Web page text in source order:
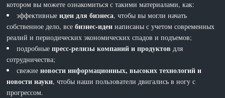
котором вы можете ознакомиться с такими материалами, как:
эффективныеидеи для бизнеса, чтобы вы могли начать
собственное дело, всебизнес-идеи написаны с учетом современных
реалий и периодических экономических спадов и подъемов;
подробныепресс-релизы компаний и продуктов для
сотрудничества;
свежиеновости информационных, высоких технологий и
новости науки, чтобы наши пользователи двигались в ногу с
прогрессом.